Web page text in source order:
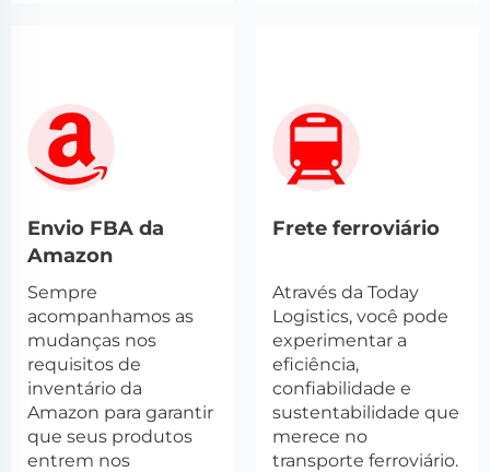
Envio FBA da
Amazon
Sempre
acompanhamos as
mudanças nos
requisitos de
inventário da
Amazon para garantir
que seus produtos
entrem nos
Frete ferroviário
Através da Today
Logistics, você pode
experimentar a
eficiência,
confiabilidade e
sustentabilidade que
merece no
transporte ferroviário.